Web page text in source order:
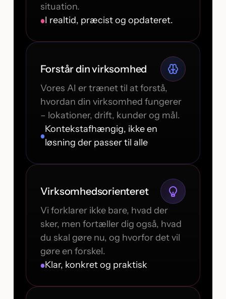
situation.
I realtid, præcist og opdateret.
Forstår din virksomhed
Vores AI er trænet til at forstå,
hvordan din virksomhed fungerer
– lokationer, drift, kunder og mål.
Kontekstafhængig, ikke en
løsning der passer til alle
Virksomhedsorienteret
Vi forklarer ikke bare, hvad der
sker, men fortæller dig også, hvad
du skal gøre nu, og hvorfor det vil
gøre en forskel.
Klar, konkret og praktisk